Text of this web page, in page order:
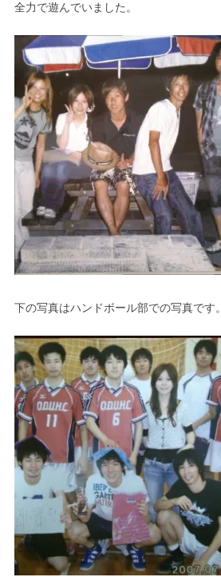
全力で遊んでいました。
下の写真はハンドボール部での写真です。